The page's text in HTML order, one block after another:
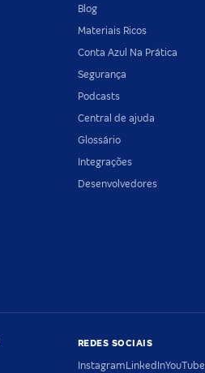
Blog
Materiais Ricos
Conta Azul Na Prática
Segurança
Podcasts
Central de ajuda
Glossário
Integrações
Desenvolvedores
REDES SOCIAIS
InstagramLinkedInYouTube